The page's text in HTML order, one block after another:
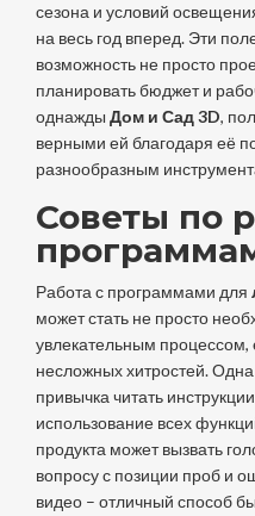
сезона и условий
на весь год вперед. Эти
возможность не просто
планировать бюджет и
однажды Дом и Сад 3D,
верными ей благодаря её
разнообразным
Советы по
Работа с программами для
может стать не просто
увлекательным процессом,
несложных хитростей.
привычка читать
использование всех
продукта может вызвать
вопросу с позиции проб и
видео – отличный способ